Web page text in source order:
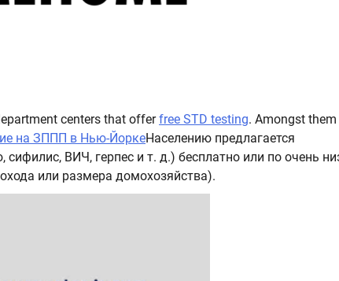
centers that offerfree STD testing. Amongst them
на ЗППП в Нью-ЙоркеНаселению предлагается
ВИЧ, герпес и т. д.) бесплатно или по очень
или размера домохозяйства).